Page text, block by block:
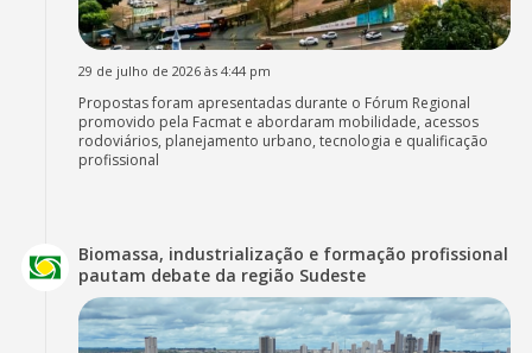
29 de julho de 2026 às 4:44 pm
Propostas foram apresentadas durante o Fórum Regional
promovido pela Facmat e abordaram mobilidade, acessos
rodoviários, planejamento urbano, tecnologia e qualificação
profissional
Biomassa, industrialização e formação profissional
pautam debate da região Sudeste